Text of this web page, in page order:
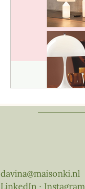
davina@maisonki.nl
LinkedIn · Instagram